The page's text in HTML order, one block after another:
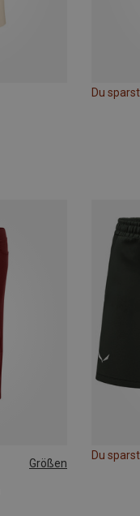
Du
Größen
Du